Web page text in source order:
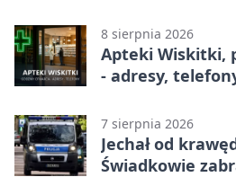
8 sierpnia 2026
Apteki Wiskitki,
- adresy,
7 sierpnia 2026
Jechał od
Świadkowie